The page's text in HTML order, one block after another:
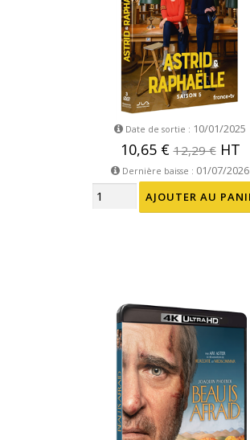
Date de sortie : 10/01/2025
10,65 €12,29 €HT
Dernière baisse : 01/07/2026